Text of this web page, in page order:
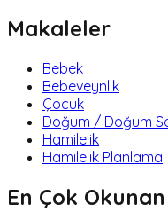
Makaleler
Bebek
Bebeveynlik
Çocuk
Doğum / Doğum
Hamilelik
Hamilelik Planlama
En Çok